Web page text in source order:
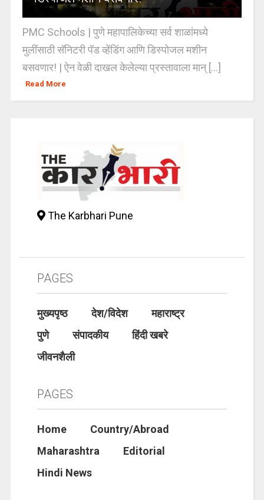
PMC Schools | पुणे महापालिकेच्या सर्व शाळांमध्ये
मुलींसाठी सॅनिटरी पॅड व्हेंडिंग आणि डिस्पोजल मशीन
बसवणार! | ऐन वेळी दाखल केलेल्या प्रस्तावाला मान् [...]
Read More
The Karbhari Pune
PAGES
मुख्यपृष्ठ देश/विदेश
महाराष्ट्र
पुणे
संपादकीय
हिंदी खबरे
जीवनशैली
PAGES
Home
Country/Abroad
Maharashtra
Editorial
Hindi News